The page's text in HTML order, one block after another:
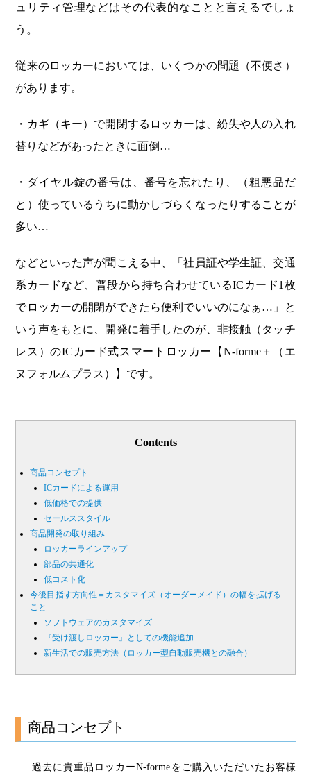
ュリティ管理などはその代表的なことと言えるでしょ
う。
従来のロッカーにおいては、いくつかの問題（不便さ）
があります。
・カギ（キー）で開閉するロッカーは、紛失や人の入れ
替りなどがあったときに面倒…
・ダイヤル錠の番号は、番号を忘れたり、（粗悪品だ
と）使っているうちに動かしづらくなったりすることが
多い…
などといった声が聞こえる中、「社員証や学生証、交通
系カードなど、普段から持ち合わせているICカード1枚
でロッカーの開閉ができたら便利でいいのになぁ…」と
いう声をもとに、開発に着手したのが、非接触（タッチ
レス）のICカード式スマートロッカー【N-forme＋（エ
ヌフォルムプラス）】です。
Contents
商品コンセプト
ICカードによる運用
低価格での提供
セールススタイル
商品開発の取り組み
ロッカーラインアップ
部品の共通化
低コスト化
今後目指す方向性＝カスタマイズ（オーダーメイド）の幅を拡げる
こと
ソフトウェアのカスタマイズ
『受け渡しロッカー』としての機能追加
新生活での販売方法（ロッカー型自動販売機との融合）
商品コンセプト
過去に貴重品ロッカーN-formeをご購入いただいたお客様